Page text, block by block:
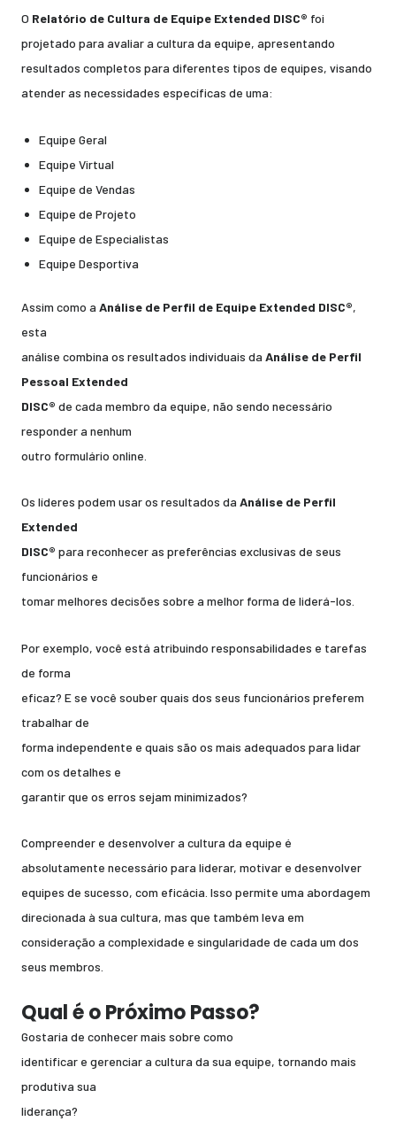
O Relatório de Cultura de Equipe Extended DISC® foi
projetado para avaliar a cultura da equipe, apresentando
resultados completos para diferentes tipos de equipes, visando
atender as necessidades específicas de uma:
Equipe Geral
Equipe Virtual
Equipe de Vendas
Equipe de Projeto
Equipe de Especialistas
Equipe Desportiva
Assim como a Análise de Perfil de Equipe Extended DISC®,
esta
análise combina os resultados individuais da Análise de Perfil
Pessoal Extended
DISC® de cada membro da equipe, não sendo necessário
responder a nenhum
outro formulário online.
Os líderes podem usar os resultados da Análise de Perfil
Extended
DISC® para reconhecer as preferências exclusivas de seus
funcionários e
tomar melhores decisões sobre a melhor forma de liderá-los.
Por exemplo, você está atribuindo responsabilidades e tarefas
de forma
eficaz? E se você souber quais dos seus funcionários preferem
trabalhar de
forma independente e quais são os mais adequados para lidar
com os detalhes e
garantir que os erros sejam minimizados?
Compreender e desenvolver a cultura da equipe é
absolutamente necessário para liderar, motivar e desenvolver
equipes de sucesso, com eficácia. Isso permite uma abordagem
direcionada à sua cultura, mas que também leva em
consideração a complexidade e singularidade de cada um dos
seus membros.
Qual é o Próximo Passo?
Gostaria de conhecer mais sobre como
identificar e gerenciar a cultura da sua equipe, tornando mais
produtiva sua
liderança?